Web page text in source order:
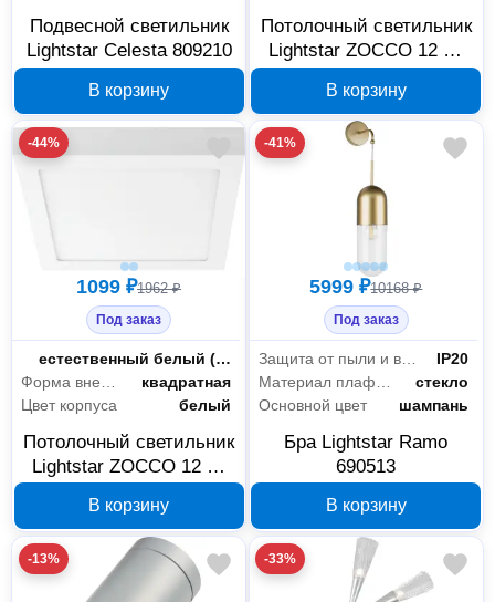
Подвесной светильник
Lightstar Celesta 809210
В корзину
Потолочный светильник
Lightstar ZOCCO 12 Вт
В корзину
-44%
1099 ₽1962 ₽
Под заказ
Цветность
естественный белый (3300-5000 К)
Форма внешней части
квадратная
Цвет корпуса
белый
Потолочный светильник
Lightstar ZOCCO 12 Вт
В корзину
-41%
5999 ₽10168 ₽
Под заказ
Защита от пыли и влаги
IP20
Материал плафона
стекло
Основной цвет
шампань
Бра Lightstar Ramo
690513
В корзину
-13% -33%